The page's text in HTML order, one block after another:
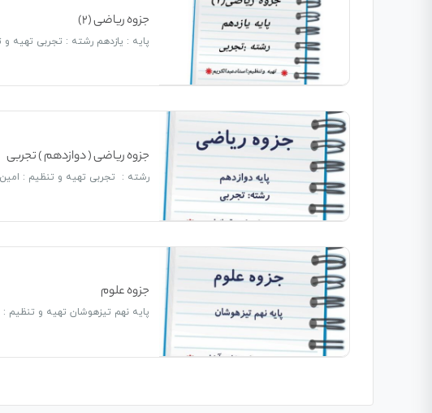
جزوه ریاضی (2)
پایه : یازدهم رشته : تجربی تهیه و
جزوه ریاضی ( دوازدهم ) تجربی
رشته : تجربی تهیه و تنظیم : امین
جزوه علوم
پایه نهم تیزهوشان تهیه و تنظیم :